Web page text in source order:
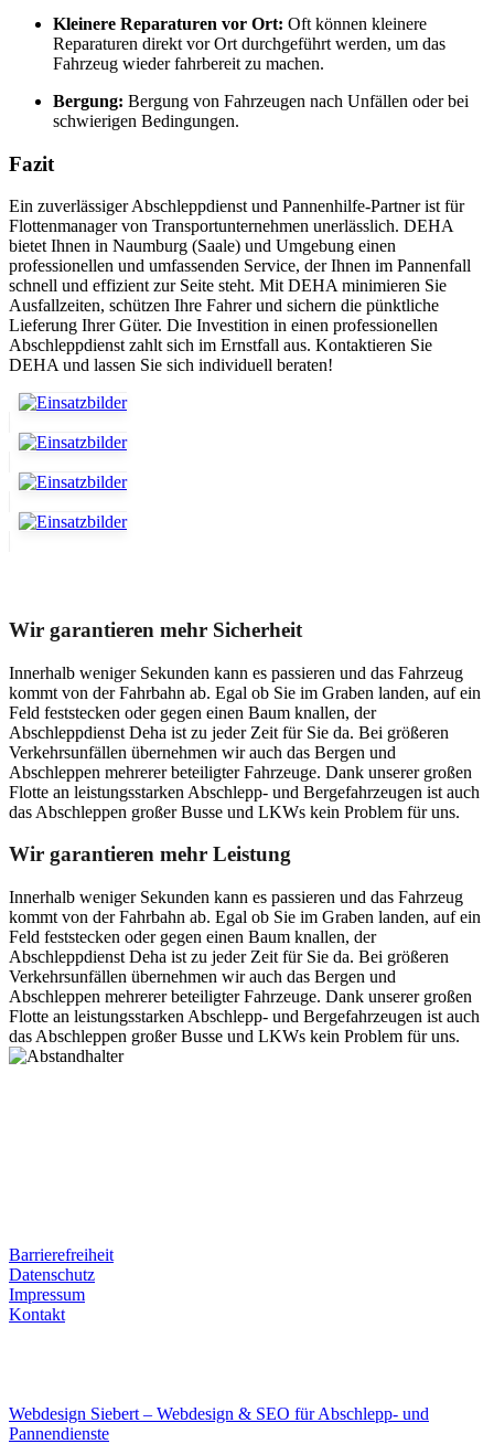
Kleinere Reparaturen vor Ort: Oft können kleinere
Reparaturen direkt vor Ort durchgeführt werden, um das
Fahrzeug wieder fahrbereit zu machen.
Bergung: Bergung von Fahrzeugen nach Unfällen oder bei
schwierigen Bedingungen.
Fazit
Ein zuverlässiger Abschleppdienst und Pannenhilfe-Partner ist für
Flottenmanager von Transportunternehmen unerlässlich. DEHA
bietet Ihnen in Naumburg (Saale) und Umgebung einen
professionellen und umfassenden Service, der Ihnen im Pannenfall
schnell und effizient zur Seite steht. Mit DEHA minimieren Sie
Ausfallzeiten, schützen Ihre Fahrer und sichern die pünktliche
Lieferung Ihrer Güter. Die Investition in einen professionellen
Abschleppdienst zahlt sich im Ernstfall aus. Kontaktieren Sie
DEHA und lassen Sie sich individuell beraten!
Wir garantieren mehr Sicherheit
Innerhalb weniger Sekunden kann es passieren und das Fahrzeug
kommt von der Fahrbahn ab. Egal ob Sie im Graben landen, auf ein
Feld feststecken oder gegen einen Baum knallen, der
Abschleppdienst Deha ist zu jeder Zeit für Sie da. Bei größeren
Verkehrsunfällen übernehmen wir auch das Bergen und
Abschleppen mehrerer beteiligter Fahrzeuge. Dank unserer großen
Flotte an leistungsstarken Abschlepp- und Bergefahrzeugen ist auch
das Abschleppen großer Busse und LKWs kein Problem für uns.
Wir garantieren mehr Leistung
Innerhalb weniger Sekunden kann es passieren und das Fahrzeug
kommt von der Fahrbahn ab. Egal ob Sie im Graben landen, auf ein
Feld feststecken oder gegen einen Baum knallen, der
Abschleppdienst Deha ist zu jeder Zeit für Sie da. Bei größeren
Verkehrsunfällen übernehmen wir auch das Bergen und
Abschleppen mehrerer beteiligter Fahrzeuge. Dank unserer großen
Flotte an leistungsstarken Abschlepp- und Bergefahrzeugen ist auch
das Abschleppen großer Busse und LKWs kein Problem für uns.
Barrierefreiheit
Datenschutz
Impressum
Kontakt
Webdesign Siebert – Webdesign & SEO für Abschlepp- und
Pannendienste